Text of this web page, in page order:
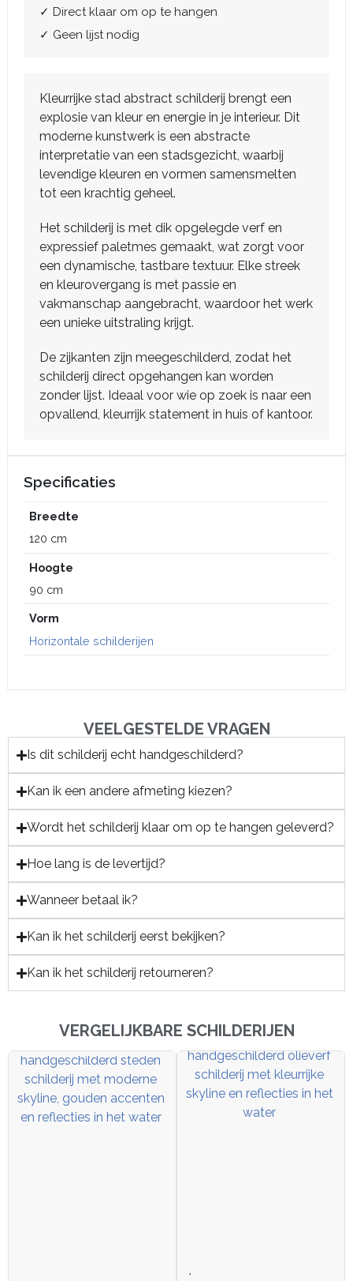
✓ Direct klaar om op te hangen
✓ Geen lijst nodig
Kleurrijke stad abstract schilderij brengt een
explosie van kleur en energie in je interieur. Dit
moderne kunstwerk is een abstracte
interpretatie van een stadsgezicht, waarbij
levendige kleuren en vormen samensmelten
tot een krachtig geheel.
Het schilderij is met dik opgelegde verf en
expressief paletmes gemaakt, wat zorgt voor
een dynamische, tastbare textuur. Elke streek
en kleurovergang is met passie en
vakmanschap aangebracht, waardoor het werk
een unieke uitstraling krijgt.
De zijkanten zijn meegeschilderd, zodat het
schilderij direct opgehangen kan worden
zonder lijst. Ideaal voor wie op zoek is naar een
opvallend, kleurrijk statement in huis of kantoor.
Specificaties
Breedte
120 cm
Hoogte
90 cm
Vorm
Horizontale schilderijen
VEELGESTELDE VRAGEN
Is dit schilderij echt handgeschilderd?
Kan ik een andere afmeting kiezen?
Wordt het schilderij klaar om op te hangen geleverd?
Hoe lang is de levertijd?
Wanneer betaal ik?
Kan ik het schilderij eerst bekijken?
Kan ik het schilderij retourneren?
VERGELIJKBARE SCHILDERIJEN